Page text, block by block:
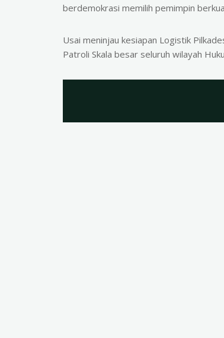
berdemokrasi memilih pemimpin
Usai meninjau kesiapan Logistik
Patroli Skala besar seluruh wilayah